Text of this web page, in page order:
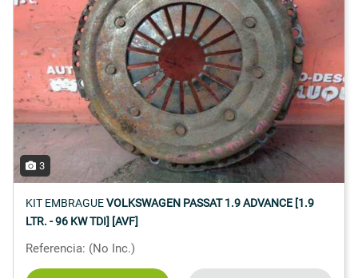
3
KIT EMBRAGUEVOLKSWAGEN PASSAT 1.9 ADVANCE [1.9
LTR. - 96 KW TDI] [AVF]
Referencia: (No Inc.)